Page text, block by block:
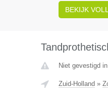
BEKIJK
Niet gevestigd
Zuid-Holland »